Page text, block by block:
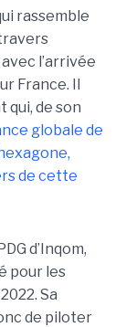
rassemble
l’arrivée
France. Il
qui, de son
globale de
de cette
d’Inqom,
pour les
Sa
de piloter